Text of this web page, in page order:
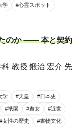
学 #心霊スポット
のか ―― 本と契約
教授 鍛治 宏介 先
学 #天皇 #日本史
#祇園 #遊女 #近世
#女性の歴史 #書物文化